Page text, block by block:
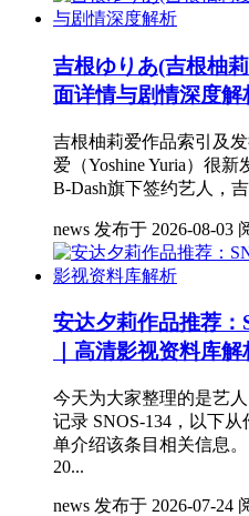
吉根ゆりあ(吉根柚
面详情与剧情深度解
吉根柚莉爱作品索引及
爱（Yoshine Yuria）很
B-Dash旗下签约艺人，
news 发布于 2026-08-03
安达夕莉作品推荐：
｜高清影视资料库解
今天为大家整理的是艺
记录 SNOS-134，以下
单介绍该条目相关信息
20...
news 发布于 2026-07-24